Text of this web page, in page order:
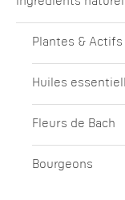
Plantes & Actifs
Huiles
Fleurs de Bach
Bourgeons